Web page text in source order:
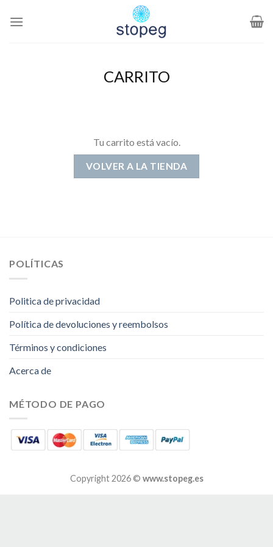
CARRITO
Tu carrito está vacío.
VOLVER A LA TIENDA
POLÍTICAS
Politica de privacidad
Política de devoluciones y reembolsos
Términos y condiciones
Acerca de
MÉTODO DE PAGO
Copyright 2026 © www.stopeg.es